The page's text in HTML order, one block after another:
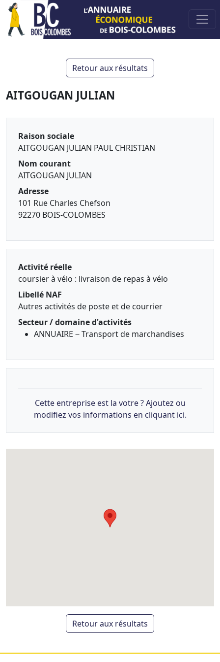
Retour aux résultats
AITGOUGAN JULIAN
Raison sociale
AITGOUGAN JULIAN PAUL CHRISTIAN
Nom courant
AITGOUGAN JULIAN
Adresse
101 Rue Charles Chefson
92270 BOIS-COLOMBES
Activité réelle
coursier à vélo : livraison de repas à vélo
Libellé NAF
Autres activités de poste et de courrier
Secteur / domaine d'activités
ANNUAIRE ‒ Transport de marchandises
Cette entreprise est la votre ? Ajoutez ou
modifiez vos informations en cliquant ici.
Retour aux résultats